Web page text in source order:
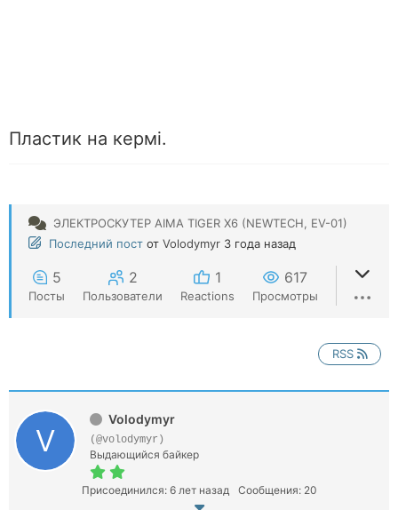
Пластик на кермі.
ЭЛЕКТРОСКУТЕР AIMA TIGER X6 (NEWTECH, EV-01)
Последний пост от Volodymyr 3 года назад
5
Посты
2
Пользователи
1
Reactions
617
Просмотры
RSS
Volodymyr
(@volodymyr)
Выдающийся байкер
Присоединился: 6 лет назад Сообщения: 20